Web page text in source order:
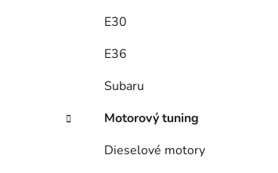
E30
E36
Subaru
Motorový tuning
Dieselové motory